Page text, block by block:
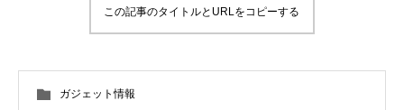
この記事のタイトルとURLをコピーする
ガジェット情報